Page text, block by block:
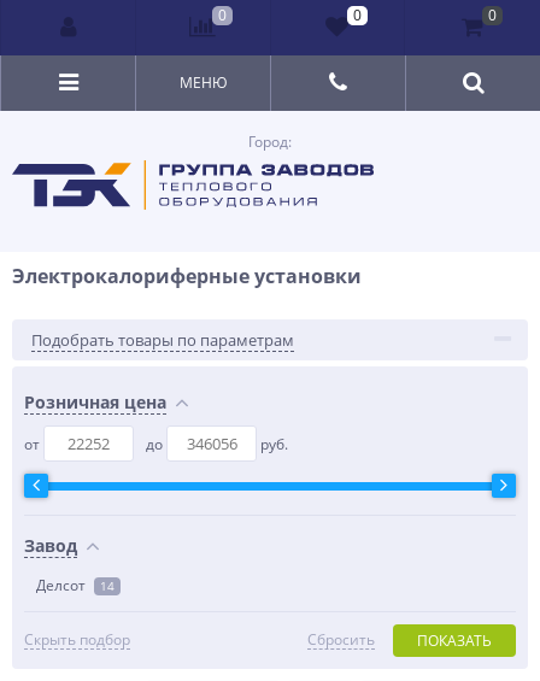
Город:
МЕНЮ
Элeктрoкaлoрифeрные установки
Подобрать товары по параметрам
Розничная цена
от до руб.
Завод
Делсот 14
Скрыть подбор ПОКАЗАТЬ
Сбросить
0 0 0